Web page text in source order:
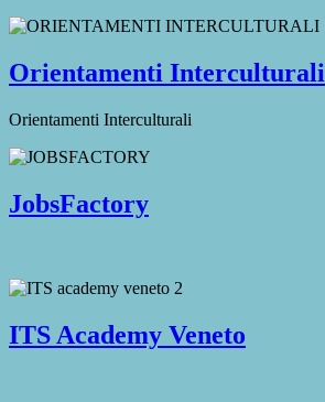
Orientamenti Interculturali
Orientamenti Interculturali
JobsFactory
ITS Academy Veneto